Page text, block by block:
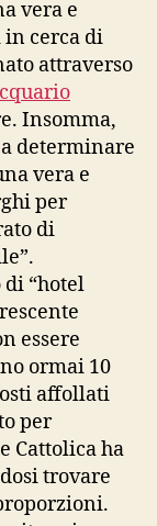
vera e
cerca di
attraverso
Insomma,
determinare
vera e
per
di
“hotel
essere
ormai 10
affollati
per
Cattolica ha
trovare